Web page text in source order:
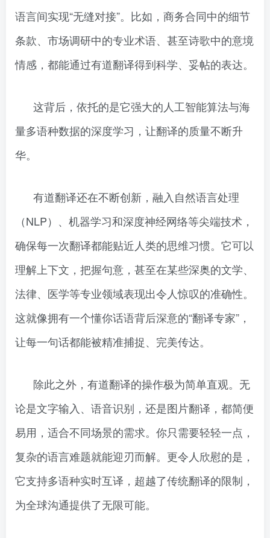
语言间实现“无缝对接”。比如，商务合同中的细节
条款、市场调研中的专业术语、甚至诗歌中的意境
情感，都能通过有道翻译得到科学、妥帖的表达。
这背后，依托的是它强大的人工智能算法与海
量多语种数据的深度学习，让翻译的质量不断升
华。
有道翻译还在不断创新，融入自然语言处理
（NLP）、机器学习和深度神经网络等尖端技术，
确保每一次翻译都能贴近人类的思维习惯。它可以
理解上下文，把握句意，甚至在某些深奥的文学、
法律、医学等专业领域表现出令人惊叹的准确性。
这就像拥有一个懂你话语背后深意的“翻译专家”，
让每一句话都能被精准捕捉、完美传达。
除此之外，有道翻译的操作极为简单直观。无
论是文字输入、语音识别，还是图片翻译，都简便
易用，适合不同场景的需求。你只需要轻轻一点，
复杂的语言难题就能迎刃而解。更令人欣慰的是，
它支持多语种实时互译，超越了传统翻译的限制，
为全球沟通提供了无限可能。